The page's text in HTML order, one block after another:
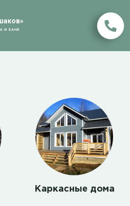
И БАНИ
Каркасные дома